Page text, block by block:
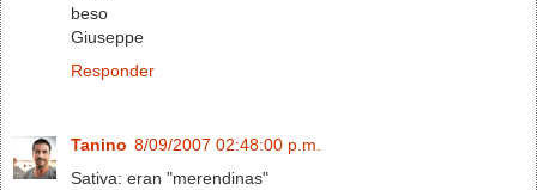
beso
Giuseppe
Responder
Tanino 8/09/2007 02:48:00 p.m.
Sativa: eran "merendinas"